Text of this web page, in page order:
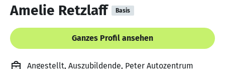
Amelie Retzlaff Basis
Ganzes Profil ansehen
Angestellt, Auszubildende, Peter Autozentrum